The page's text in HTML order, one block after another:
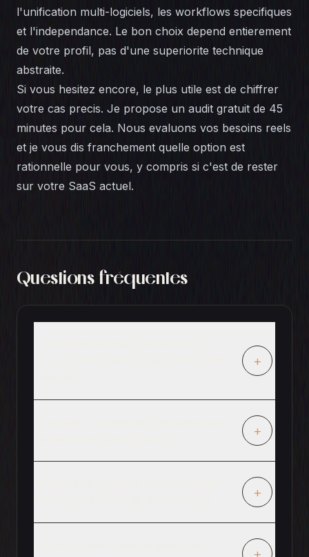
l'unification multi-logiciels, les workflows specifiques
et l'independance. Le bon choix depend entierement
de votre profil, pas d'une superiorite technique
abstraite.
Si vous hesitez encore, le plus utile est de chiffrer
votre cas precis. Je propose un audit gratuit de 45
minutes pour cela. Nous evaluons vos besoins reels
et je vous dis franchement quelle option est
rationnelle pour vous, y compris si c'est de rester
sur votre SaaS actuel.
Questions fréquentes
+
+
+
+